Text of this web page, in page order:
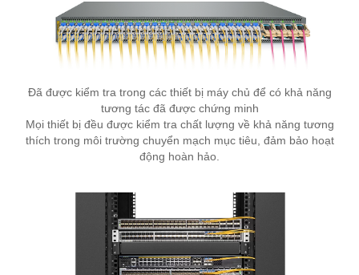
Đã được kiểm tra trong các thiết bị máy chủ để có khả năng
tương tác đã được chứng minh
Mọi thiết bị đều được kiểm tra chất lượng về khả năng tương
thích trong môi trường chuyển mạch mục tiêu, đảm bảo hoạt
động hoàn hảo.